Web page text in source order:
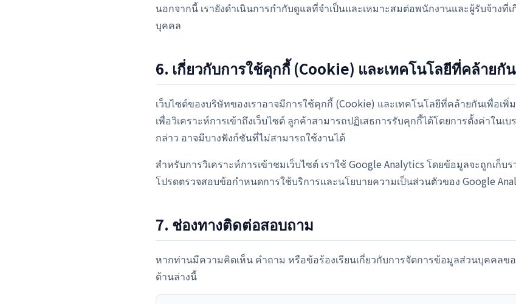
นอกจากนี้ เรายังดำเนินการกำกับดูแลที่จำเป็นและเหมาะสมต่อพนักงานและผู้รับจ้างที่
บุคคล
6. เกี่ยวกับการใช้คุกกี้ (Cookie) และเทคโนโลยีที่คล้ายกัน
เว็บไซต์ของบริษัทของเราอาจมีการใช้คุกกี้ (Cookie) และเทคโนโลยีที่คล้ายกันเพื่อเ
เพื่อวิเคราะห์การเข้าถึงเว็บไซต์ ลูกค้าสามารถปฏิเสธการรับคุกกี้ได้โดยการตั้งค่าในเ
กล่าว อาจมีบางฟังก์ชันที่ไม่สามารถใช้งานได้
สำหรับการวิเคราะห์การเข้าชมเว็บไซต์ เราใช้ Google Analytics โดยข้อมูลจะถูกเก็
โปรดตรวจสอบข้อกำหนดการใช้บริการและนโยบายความเป็นส่วนตัวของ Google
7. ช่องทางติดต่อสอบถาม
หากท่านมีความคิดเห็น คำถาม หรือข้อร้องเรียนเกี่ยวกับการจัดการข้อมูลส่วนบุคคลข
ด้านล่างนี้